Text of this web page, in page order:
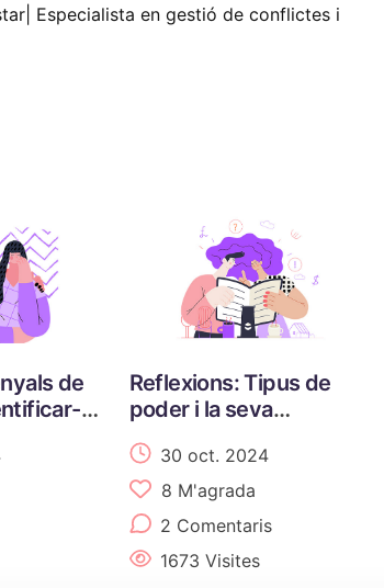
Especialista en gestió de conflictes i
de
Reflexions: Tipus de
poder i la seva
influència en les
dinàmiques socials i
organitzatives
30 oct. 2024
8 M'agrada
2 Comentaris
1673 Visites